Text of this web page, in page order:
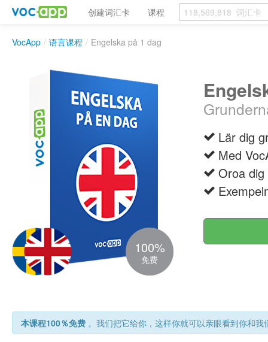
创建词汇卡 课程
VocApp / 语言课程 / Engelska på 1 dag
100%
免费
Lär dig
Med
Oroa
本课程100％免费 。我们把它给你，这样你就可以亲眼看到你和我